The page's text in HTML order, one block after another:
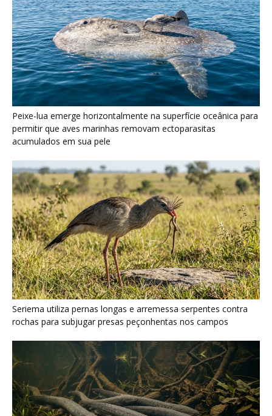
Seriema utiliza pernas longas e arremessa serpentes contra
rochas para subjugar presas peçonhentas nos campos
Poraquê sincroniza descargas elétricas em grupo para
amplificar campo elétrico e atordoar cardumes de peixes
maiores na Amazônia